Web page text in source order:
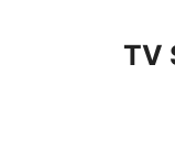
TV